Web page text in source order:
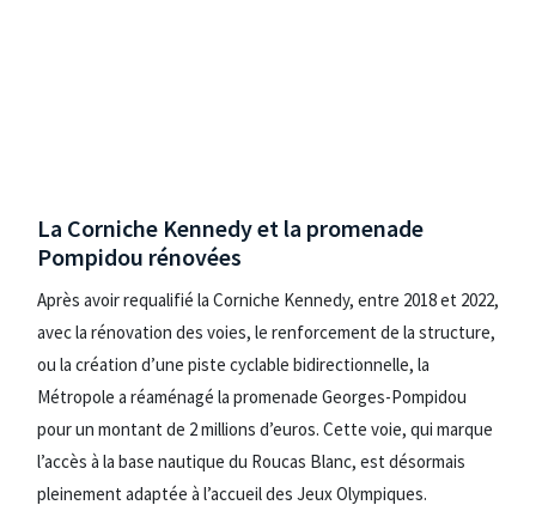
La Corniche Kennedy et la promenade
Pompidou rénovées
Après avoir requalifié la Corniche Kennedy, entre 2018 et 2022,
avec la rénovation des voies, le renforcement de la structure,
ou la création d’une piste cyclable bidirectionnelle, la
Métropole a réaménagé la promenade Georges-Pompidou
pour un montant de 2 millions d’euros. Cette voie, qui marque
l’accès à la base nautique du Roucas Blanc, est désormais
pleinement adaptée à l’accueil des Jeux Olympiques.